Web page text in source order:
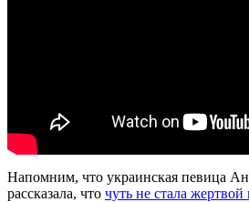
Напомним, что украинская певица
рассказала, что чуть не стала